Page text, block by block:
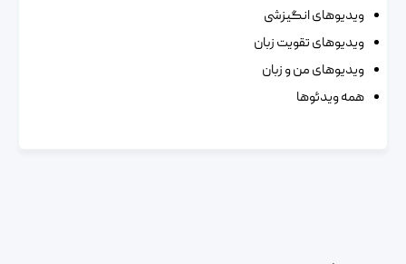
ویدیوهای انگیزشی
ویدیوهای تقویت زبان
ویدیوهای من و زبان
همه ویدئوها